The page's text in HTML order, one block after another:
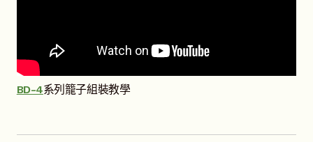
BD-4系列籠子組裝教學